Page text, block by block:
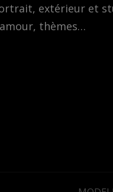
extérieur et
thèmes…